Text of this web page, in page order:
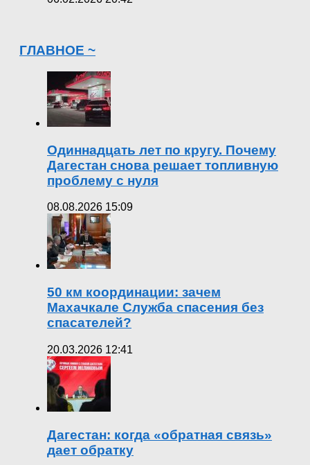
ГЛАВНОЕ ~
Одиннадцать лет по кругу. Почему
Дагестан снова решает топливную
проблему с нуля
08.08.2026 15:09
50 км координации: зачем
Махачкале Служба спасения без
спасателей?
20.03.2026 12:41
Дагестан: когда «обратная связь»
дает обратку